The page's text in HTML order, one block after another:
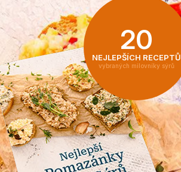
20
NEJLEPŠÍCH RECEPTŮ
vybraných milovníky sýrů